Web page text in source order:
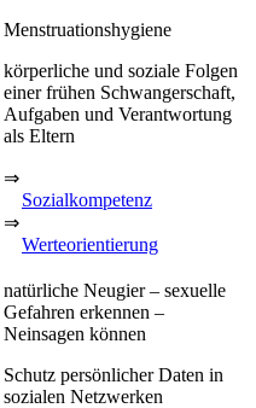
Menstruationshygiene
körperliche und soziale Folgen
einer frühen Schwangerschaft,
Aufgaben und Verantwortung
als Eltern
⇒
Sozialkompetenz
⇒
Werteorientierung
natürliche Neugier – sexuelle
Gefahren erkennen –
Neinsagen können
Schutz persönlicher Daten in
sozialen Netzwerken